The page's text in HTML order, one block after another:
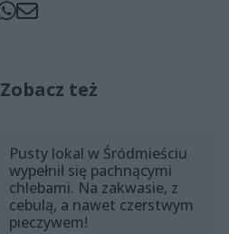
Zobacz też
Pusty lokal w Śródmieściu
wypełnił się pachnącymi
chlebami. Na zakwasie, z
cebulą, a nawet czerstwym
pieczywem!